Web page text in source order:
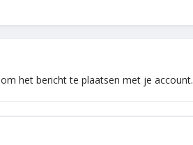
om het bericht te plaatsen met je account.